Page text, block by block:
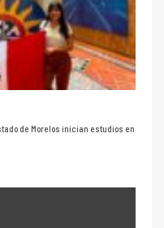
de Morelos inician estudios en